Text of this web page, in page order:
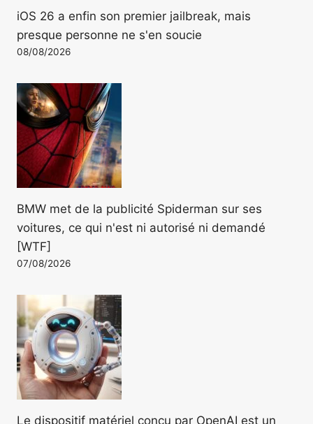
iOS 26 a enfin son premier jailbreak, mais
presque personne ne s'en soucie
08/08/2026
BMW met de la publicité Spiderman sur ses
voitures, ce qui n'est ni autorisé ni demandé
[WTF]
07/08/2026
Le dispositif matériel conçu par OpenAI est un